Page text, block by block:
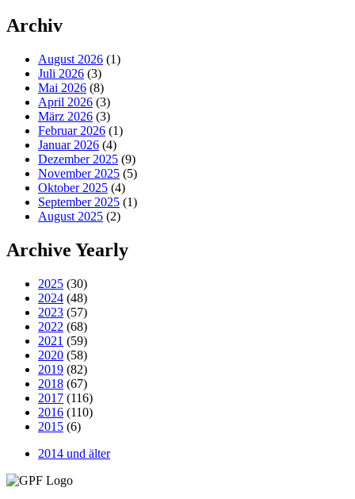
Archiv
August 2026 (1)
Juli 2026 (3)
Mai 2026 (8)
April 2026 (3)
März 2026 (3)
Februar 2026 (1)
Januar 2026 (4)
Dezember 2025 (9)
November 2025 (5)
Oktober 2025 (4)
September 2025 (1)
August 2025 (2)
Archive Yearly
2025 (30)
2024 (48)
2023 (57)
2022 (68)
2021 (59)
2020 (58)
2019 (82)
2018 (67)
2017 (116)
2016 (110)
2015 (6)
2014 und älter